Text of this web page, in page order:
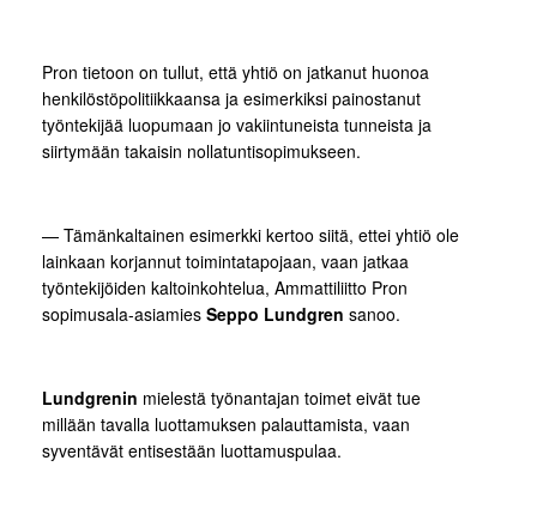
Pron tietoon on tullut, että yhtiö on jatkanut huonoa
henkilöstöpolitiikkaansa ja esimerkiksi painostanut
työntekijää luopumaan jo vakiintuneista tunneista ja
siirtymään takaisin nollatuntisopimukseen.
— Tämänkaltainen esimerkki kertoo siitä, ettei yhtiö ole
lainkaan korjannut toimintatapojaan, vaan jatkaa
työntekijöiden kaltoinkohtelua, Ammattiliitto Pron
sopimusala-asiamies Seppo Lundgren sanoo.
Lundgrenin mielestä työnantajan toimet eivät tue
millään tavalla luottamuksen palauttamista, vaan
syventävät entisestään luottamuspulaa.